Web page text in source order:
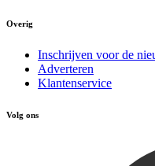
Overig
Inschrijven voor de
Adverteren
Klantenservice
Volg ons